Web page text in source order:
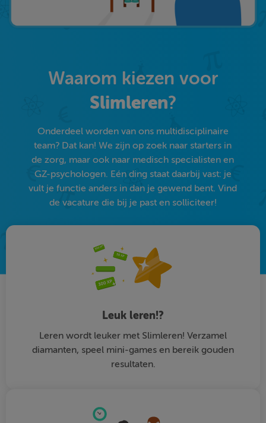
Waarom kiezen voor
Slimleren?
Onderdeel worden van ons multidisciplinaire
team? Dat kan! We zijn op zoek naar starters in
de zorg, maar ook naar medisch specialisten en
GZ-psychologen. Eén ding staat daarbij vast: je
vult je functie anders in dan je gewend bent. Vind
de vacature die bij je past en solliciteer!
Leuk leren!?
Leren wordt leuker met Slimleren! Verzamel
diamanten, speel mini-games en bereik gouden
resultaten.